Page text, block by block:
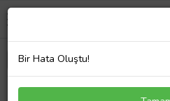
Bir Hata Oluştu!